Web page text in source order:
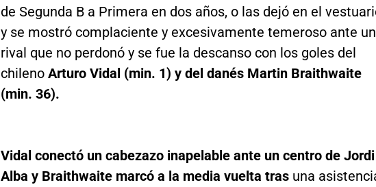
de Segunda B a Primera en dos años, o las dejó en el
y se mostró complaciente y excesivamente temeroso ante un
rival que no perdonó y se fue la descanso con los goles del
chileno Arturo Vidal (min. 1) y del danés Martin Braithwaite
(min. 36).
Vidal conectó un cabezazo inapelable ante un centro de Jordi
Alba y Braithwaite marcó a la media vuelta tras una